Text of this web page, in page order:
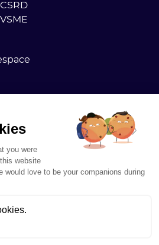
you were
website
would love to be your companions during